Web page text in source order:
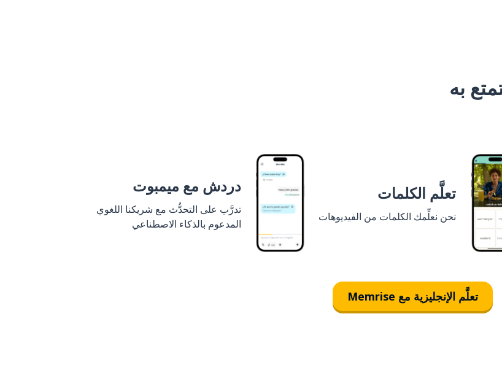
به
تعلَّم الكلمات
نحن نعلِّمك الكلمات من الفيديوهات
دردش مع ميمبوت
تدرَّب على التحدُّث مع شريكنا اللغوي
المدعوم بالذكاء الاصطناعي
تعلَّم الإنجليزية مع Memrise